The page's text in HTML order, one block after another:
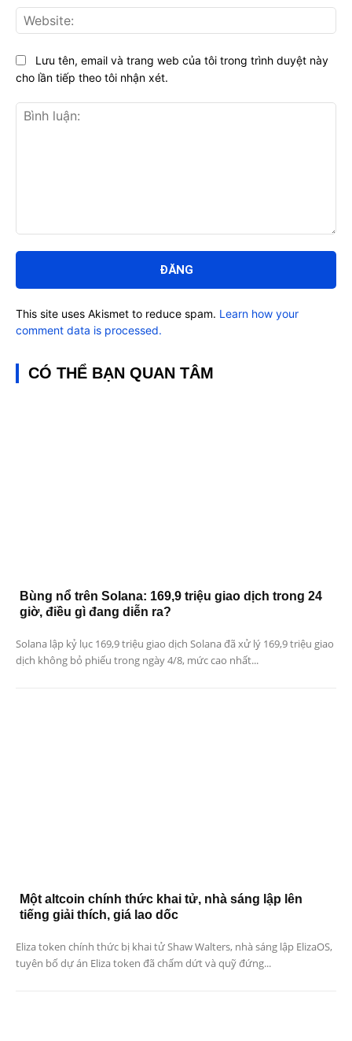
luận:
Lưu tên, email và trang web của tôi trong trình duyệt này
cho lần tiếp theo tôi nhận xét.
This site uses Akismet to reduce spam. Learn how your
comment data is processed.
CÓ THỂ BẠN QUAN TÂM
Bùng nổ trên Solana: 169,9 triệu giao dịch trong 24
giờ, điều gì đang diễn ra?
Solana lập kỷ lục 169,9 triệu giao dịch Solana đã xử lý 169,9 triệu giao
dịch không bỏ phiếu trong ngày 4/8, mức cao nhất...
Một altcoin chính thức khai tử, nhà sáng lập lên
tiếng giải thích, giá lao dốc
Eliza token chính thức bị khai tử Shaw Walters, nhà sáng lập ElizaOS,
tuyên bố dự án Eliza token đã chấm dứt và quỹ đứng...